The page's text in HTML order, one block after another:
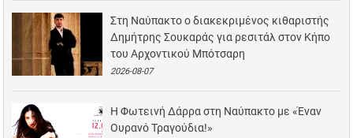
Στη Ναύπακτο ο διακεκριμένος κιθαριστής
Δημήτρης Σουκαράς για ρεσιτάλ στον Κήπο
του Αρχοντικού Μπότσαρη
2026-08-07
Η Φωτεινή Δάρρα στη Ναύπακτο με «Έναν
Ουρανό Τραγούδια!»